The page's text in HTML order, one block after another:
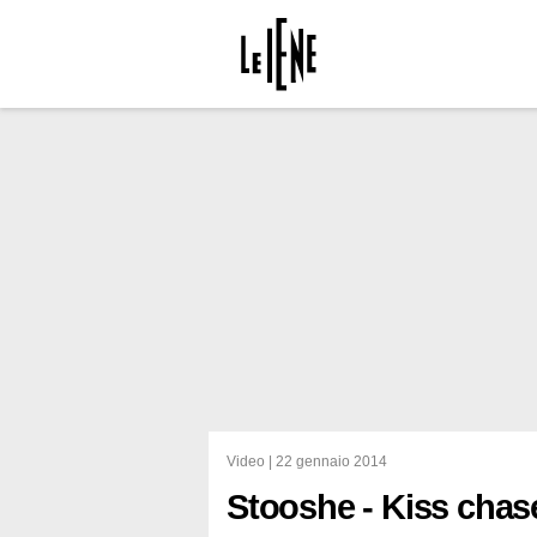
Video | 22 gennaio 2014
Stooshe - Kiss